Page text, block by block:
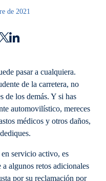
de 2021
pasar a cualquiera.
de la carretera, no
de los demás. Y si has
automovilístico, mereces
médicos y otros daños,
servicio activo, es
algunos retos adicionales
por su reclamación por